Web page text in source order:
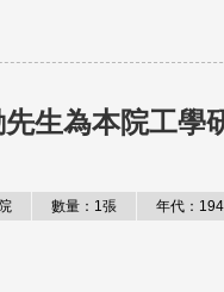
生為本院工學
數量：1張 年代：